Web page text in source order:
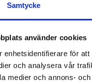
Samtycke
använder cookies
enhetsidentifierare för
och analysera vår
medier och annons-